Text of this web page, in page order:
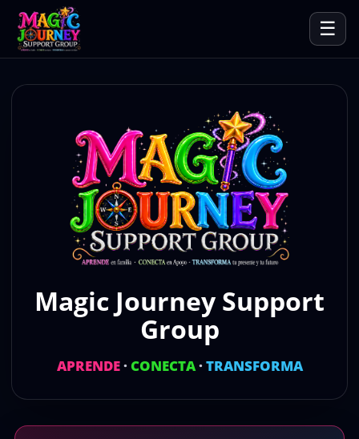
☰
Magic Journey Support
Group
APRENDE· CONECTA·TRANSFORMA